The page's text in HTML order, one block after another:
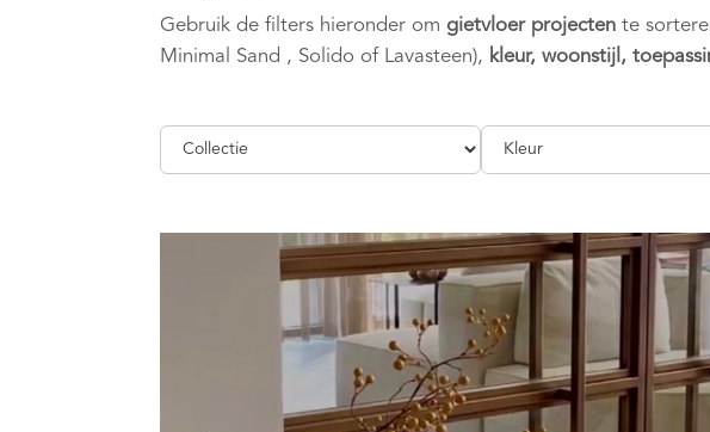
Gebruik de filters hieronder omgietvloer projecten te
Minimal Sand , Solido of Lavasteen), kleur, woonstijl,